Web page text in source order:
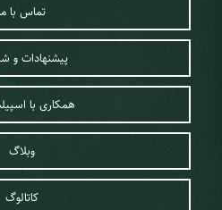
برزیل؛ یکی از
آمریکای جنوبی برای
کشور برزیل با نام رسمی جمهوری
جهان است که از آن می‌توان به عنوان
تماس با
پیشنهادات و
همکاری با
وبلاگ
کاتالوگ